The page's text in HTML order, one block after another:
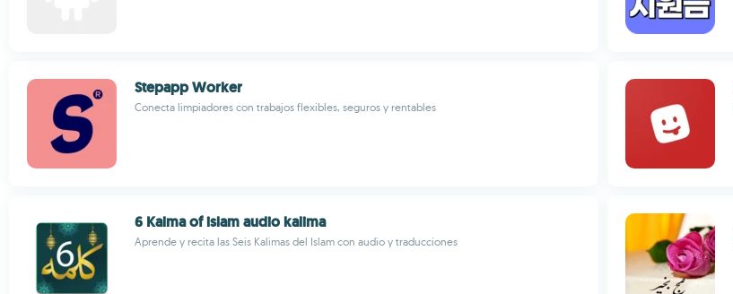
Stepapp Worker
Conecta limpiadores con trabajos flexibles, seguros y rentables
6 Kalma of islam audio kalima
Aprende y recita las Seis Kalimas del Islam con audio y traducciones